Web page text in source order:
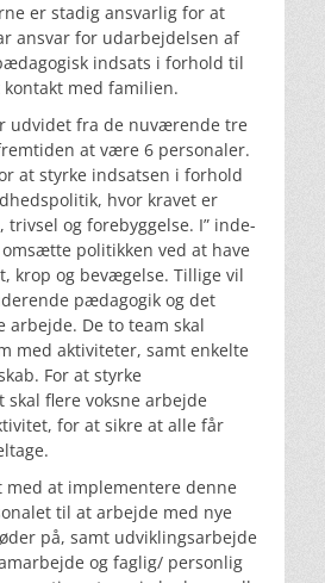
er stadig ansvarlig for at
ansvar for udarbejdelsen af
indsats i forhold til
kontakt med familien.
udvidet fra de nuværende tre
at være 6 personaler.
at styrke indsatsen i forhold
hvor kravet er
og forebyggelse. I” inde-
politikken ved at have
krop og bevægelse. Tillige vil
pædagogik og det
arbejde. De to team skal
med aktiviteter, samt enkelte
For at styrke
flere voksne arbejde
for at sikre at alle får
med at implementere denne
til at arbejde med nye
på, samt udviklingsarbejde
og faglig/ personlig